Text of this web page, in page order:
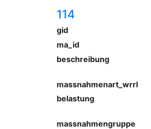
114
gid
ma_id
beschreibung
massnahmenart_wrrl
belastung
massnahmengruppe